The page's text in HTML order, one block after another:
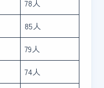
78人
85人
79人
74人